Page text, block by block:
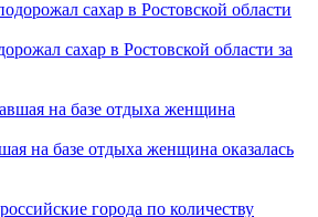
сахар в Ростовской области за
на базе отдыха женщина оказалась